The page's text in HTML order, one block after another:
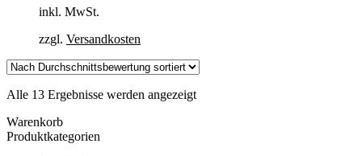
inkl. MwSt.
zzgl. Versandkosten
Alle 13 Ergebnisse werden angezeigtNach
Warenkorb
Produktkategorien